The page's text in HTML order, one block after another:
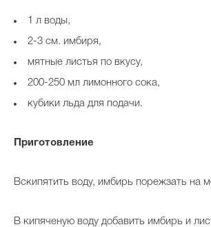
Выбор визажистов
Выбор косметолога
Хит недели от визажиста
Celebrity дня
1 л воды,
2-3 см. имбиря,
мятные листья по вкусу,
200-250 мл лимонного сока,
кубики льда для подачи.
Приготовление
Вскипятить воду, имбирь порежзать на
В кипяченую воду добавить имбирь и